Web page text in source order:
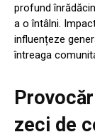
profund
a o întâlni.
influențeze
întreaga
zeci de